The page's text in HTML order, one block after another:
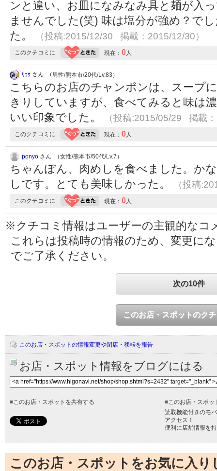
ンと違い、お皿になみなみ具と麺が入
ませんでした(笑) 味は塩分が強め？で
た。
（投稿:2015/12/30 掲載：2015/12/30）
このクチコミに 現在： 0 人
ﾘｮｳ さん （男性/熊本市/20代/Lv.83）
こちらのお店のチャンポンは、スープ
きりしていますが、食べてみると味は
いい印象でした。
（投稿:2015/05/29 掲載
このクチコミに 現在： 0 人
ponyo さん （女性/熊本市/50代/Lv.7）
ちゃんぽん、肉めしを食べました。か
しです。とても美味しかった。
（投稿
このクチコミに 現在： 0 人
※クチコミ情報はユーザーの主観的なコ
これらは投稿時の情報のため、変更に
でご了承ください。
次の10件
このお店・スポットのク
このお店・スポットの情報変更や閉店・移転を報告
お店・スポット情報をブログにはる
■ このお店・スポットを共有する ■ このお店・スポ
読取機能付きのモ
アクセス！
便利に店舗情報を
このお店・スポットをお気に入